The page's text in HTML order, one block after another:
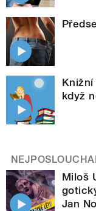
když
Miloš
Jan